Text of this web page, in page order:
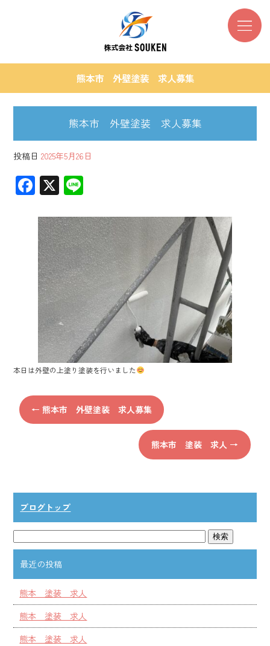
熊本市 外壁塗装 求人募集
熊本市 外壁塗装 求人募集
投稿日 2025年5月26日
F
e
b
o
ok
X
本日は外壁の上塗り塗装を行いました
← 熊本市 外壁塗装 求人募集
熊本市 塗装 求人 →
ブログトップ
最近の投稿
熊本 塗装 求人
熊本 塗装 求人
熊本 塗装 求人